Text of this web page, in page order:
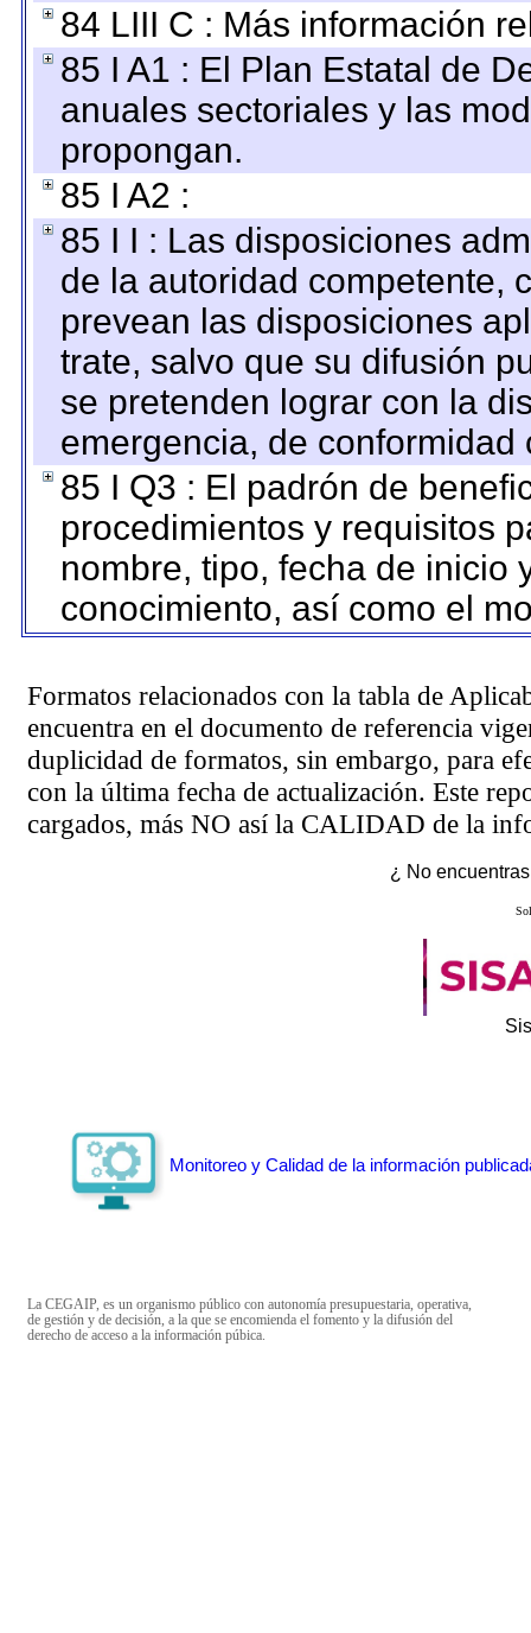
84 LIII C : Más información
85 I A1 : El Plan Estatal de
anuales sectoriales y las
propongan.
85 I A2 :
85 I I : Las disposiciones
de la autoridad competente,
prevean las disposiciones
trate, salvo que su difusión
se pretenden lograr con la
emergencia, de
85 I Q3 : El padrón de
procedimientos y requisitos
nombre, tipo, fecha de inicio
conocimiento, así como el
Formatos relacionados con la tabla de
encuentra en el documento de referencia
duplicidad de formatos, sin embargo, para
con la última fecha de actualización. Este
cargados, más NO así la CALIDAD de la
¿ No
Monitoreo y Calidad de la información
La CEGAIP, es un organismo público con autonomía presupuestaria, operativa,
de gestión y de decisión, a la que se encomienda el fomento y la difusión del
derecho de acceso a la información púbica.